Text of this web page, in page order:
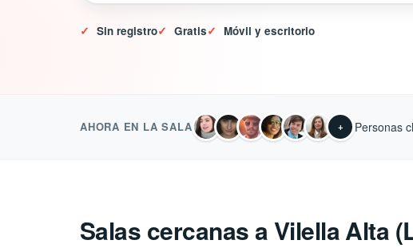
✓ Sin registro✓ Gratis✓ Móvil y escritorio
AHORA EN LA SALA + Personas
Salas cercanas a Vilella Alta